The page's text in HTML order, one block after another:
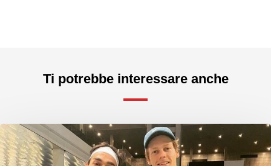
Ti potrebbe interessare anche